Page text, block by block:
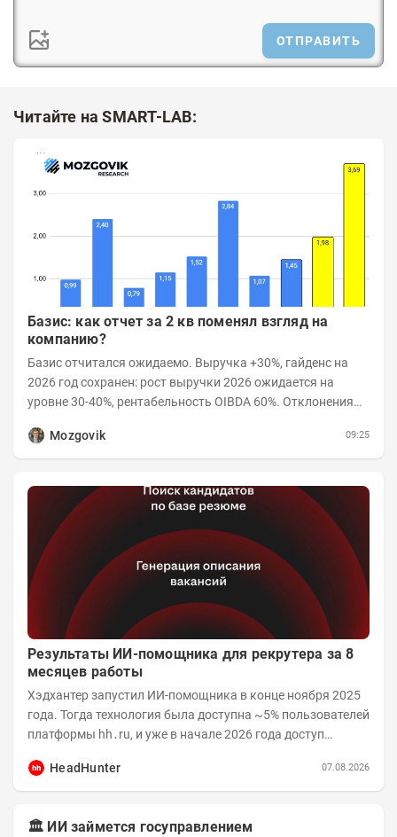
ОТПРАВИТЬ
Читайте на SMART-LAB:
Базис: как отчет за 2 кв поменял взгляд на
компанию?
Базис отчитался ожидаемо. Выручка +30%, гайденс на
2026 год сохранен: рост выручки 2026 ожидается на
уровне 30-40%, рентабельность OIBDA 60%. Отклонения
Mozgovik
09:25
Результаты ИИ-помощника для рекрутера за 8
месяцев работы
Хэдхантер запустил ИИ-помощника в конце ноября 2025
года. Тогда технология была доступна ~5% пользователей
платформы hh․ru, и уже в начале 2026 года доступ
HeadHunter
07.08.2026
🏛️ ИИ займется госуправлением